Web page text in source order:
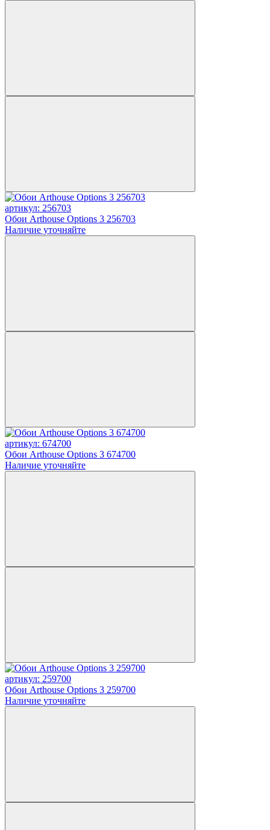
артикул: 256703
Обои Arthouse Options 3 256703
Наличие уточняйте
артикул: 674700
Обои Arthouse Options 3 674700
Наличие уточняйте
артикул: 259700
Обои Arthouse Options 3 259700
Наличие уточняйте